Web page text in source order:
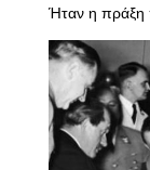
Ήταν η πράξη